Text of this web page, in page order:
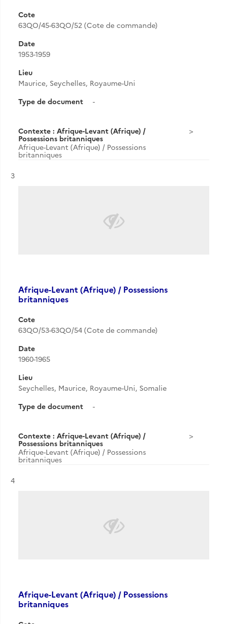
Cote
63QO/45-63QO/52 (Cote de commande)
Date
1953-1959
Lieu
Maurice, Seychelles, Royaume-Uni
Type de document
-
Contexte : Afrique-Levant (Afrique) /
Possessions britanniques
Afrique-Levant (Afrique) / Possessions
britanniques
Résultat n°
3
Afrique-Levant (Afrique) / Possessions
britanniques
Cote
63QO/53-63QO/54 (Cote de commande)
Date
1960-1965
Lieu
Seychelles, Maurice, Royaume-Uni, Somalie
Type de document
-
Contexte : Afrique-Levant (Afrique) /
Possessions britanniques
Afrique-Levant (Afrique) / Possessions
britanniques
Résultat n°
4
Afrique-Levant (Afrique) / Possessions
britanniques